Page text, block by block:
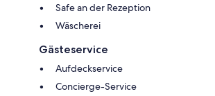
Safe an der Rezeption
Wäscherei
Gästeservice
Aufdeckservice
Concierge-Service